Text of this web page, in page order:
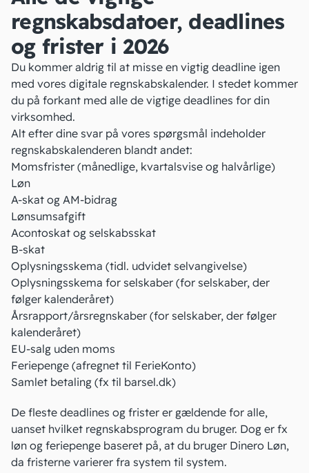
regnskabsdatoer, deadlines
og frister i 2026
Du kommer aldrig til at misse en vigtig deadline igen
med vores digitale regnskabskalender. I stedet kommer
du på forkant med alle de vigtige deadlines for din
virksomhed.
Alt efter dine svar på vores spørgsmål indeholder
regnskabskalenderen blandt andet:
Momsfrister (månedlige, kvartalsvise og halvårlige)
Løn
A-skat og AM-bidrag
Lønsumsafgift
Acontoskat og selskabsskat
B-skat
Oplysningsskema (tidl. udvidet selvangivelse)
Oplysningsskema for selskaber (for selskaber, der
følger kalenderåret)
Årsrapport/årsregnskaber (for selskaber, der følger
kalenderåret)
EU-salg uden moms
Feriepenge (afregnet til FerieKonto)
Samlet betaling (fx til barsel.dk)
De fleste deadlines og frister er gældende for alle,
uanset hvilket regnskabsprogram du bruger. Dog er fx
løn og feriepenge baseret på, at du bruger Dinero Løn,
da fristerne varierer fra system til system.